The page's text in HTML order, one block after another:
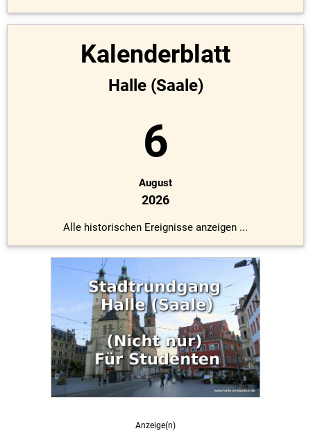
Kalenderblatt
Halle (Saale)
6
August
2026
Alle historischen Ereignisse anzeigen ...
Anzeige(n)